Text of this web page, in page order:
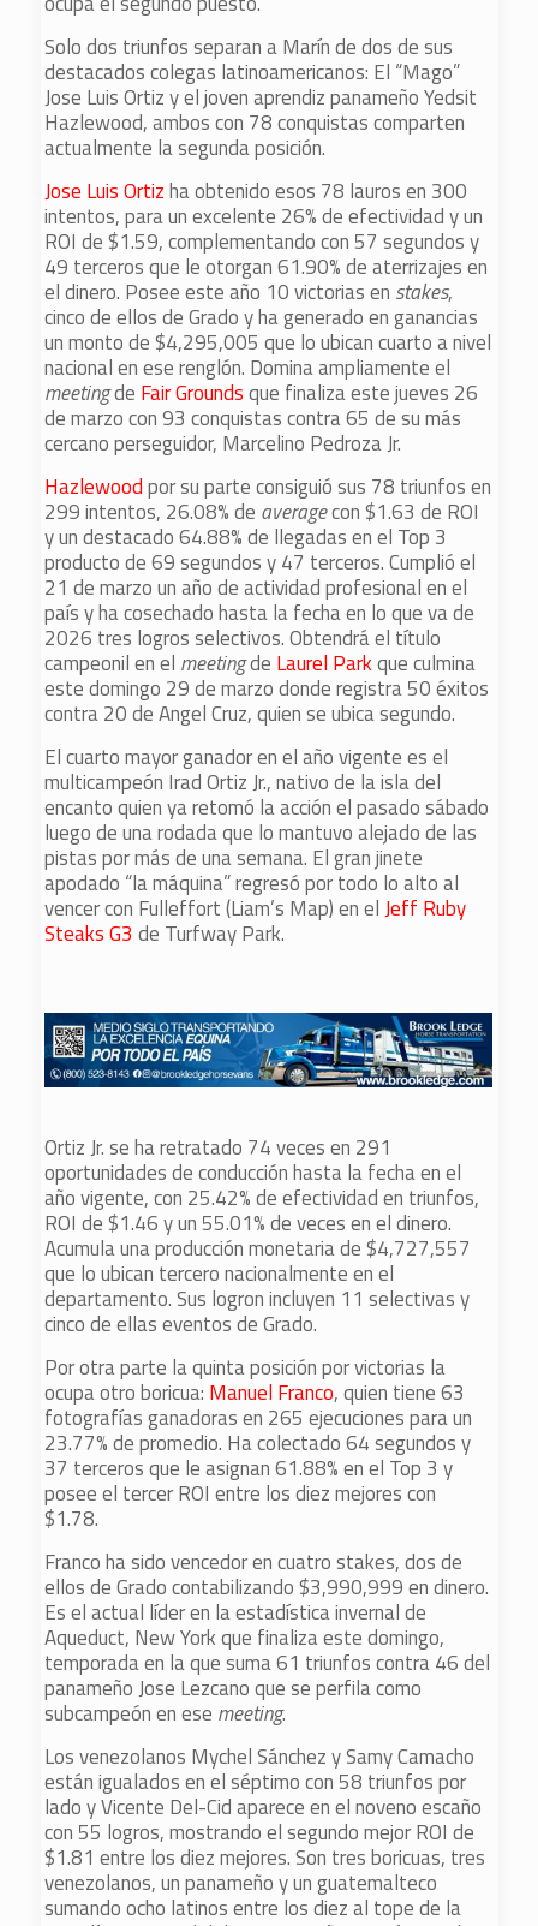
Solo dos triunfos separan a Marín de dos de sus
destacados colegas latinoamericanos: El “Mago”
Jose Luis Ortiz y el joven aprendiz panameño Yedsit
Hazlewood, ambos con 78 conquistas comparten
actualmente la segunda posición.
Jose Luis Ortizha obtenido esos 78 lauros en 300
intentos, para un excelente 26% de efectividad y un
ROI de $1.59, complementando con 57 segundos y
49 terceros que le otorgan 61.90% de aterrizajes en
el dinero. Posee este año 10 victorias en stakes,
cinco de ellos de Grado y ha generado en ganancias
un monto de $4,295,005 que lo ubican cuarto a nivel
nacional en ese renglón. Domina ampliamente el
meetingde Fair Groundsque finaliza este jueves 26
de marzo con 93 conquistas contra 65 de su más
cercano perseguidor, Marcelino Pedroza Jr.
Hazlewoodpor su parte consiguió sus 78 triunfos en
299 intentos, 26.08% de averagecon $1.63 de ROI
y un destacado 64.88% de llegadas en el Top 3
producto de 69 segundos y 47 terceros. Cumplió el
21 de marzo un año de actividad profesional en el
país y ha cosechado hasta la fecha en lo que va de
2026 tres logros selectivos. Obtendrá el título
campeonil en el meetingde Laurel Parkque culmina
este domingo 29 de marzo donde registra 50 éxitos
contra 20 de Angel Cruz, quien se ubica segundo.
El cuarto mayor ganador en el año vigente es el
multicampeón Irad Ortiz Jr., nativo de la isla del
encanto quien ya retomó la acción el pasado sábado
luego de una rodada que lo mantuvo alejado de las
pistas por más de una semana. El gran jinete
apodado “la máquina” regresó por todo lo alto al
vencer con Fulleffort (Liam’s Map) en elJeff Ruby
Steaks G3 de Turfway Park.
Ortiz Jr. se ha retratado 74 veces en 291
oportunidades de conducción hasta la fecha en el
año vigente, con 25.42% de efectividad en triunfos,
ROI de $1.46 y un 55.01% de veces en el dinero.
Acumula una producción monetaria de $4,727,557
que lo ubican tercero nacionalmente en el
departamento. Sus logron incluyen 11 selectivas y
cinco de ellas eventos de Grado.
Por otra parte la quinta posición por victorias la
ocupa otro boricua: Manuel Franco, quien tiene 63
fotografías ganadoras en 265 ejecuciones para un
23.77% de promedio. Ha colectado 64 segundos y
37 terceros que le asignan 61.88% en el Top 3 y
posee el tercer ROI entre los diez mejores con
$1.78.
Franco ha sido vencedor en cuatro stakes, dos de
ellos de Grado contabilizando $3,990,999 en dinero.
Es el actual líder en la estadística invernal de
Aqueduct, New York que finaliza este domingo,
temporada en la que suma 61 triunfos contra 46 del
panameño Jose Lezcano que se perfila como
subcampeón en ese meeting.
Los venezolanos Mychel Sánchez y Samy Camacho
están igualados en el séptimo con 58 triunfos por
lado y Vicente Del-Cid aparece en el noveno escaño
con 55 logros, mostrando el segundo mejor ROI de
$1.81 entre los diez mejores. Son tres boricuas, tres
venezolanos, un panameño y un guatemalteco
sumando ocho latinos entre los diez al tope de la